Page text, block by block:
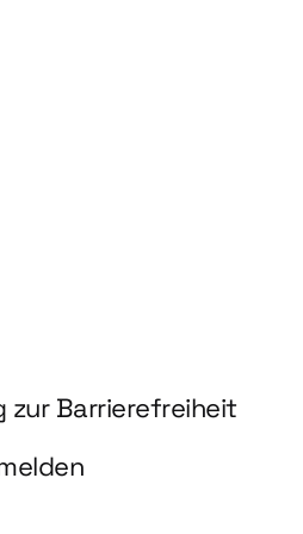
und Kraftstoffe"
Service
zur Barrierefreiheit